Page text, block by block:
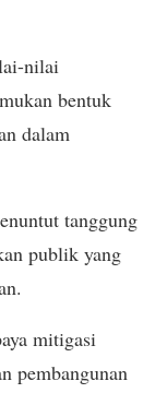
nilai
bentuk
dalam
tanggung
publik yang
mitigasi
pembangunan